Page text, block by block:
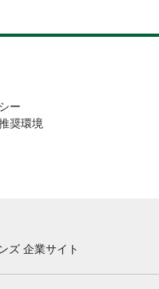
ー
奨環境
ズ 企業サイト